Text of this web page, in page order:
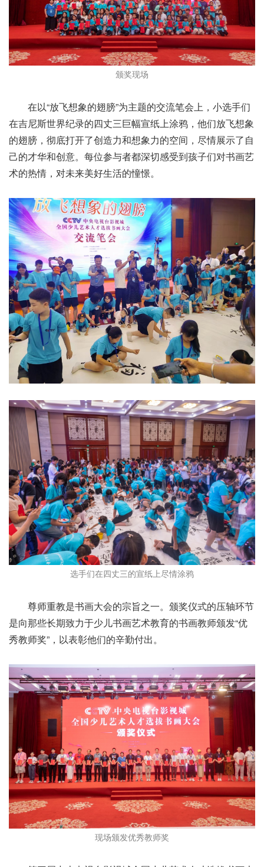
颁奖现场
在以“放飞想象的翅膀”为主题的交流笔会上，小选手们
在吉尼斯世界纪录的四丈三巨幅宣纸上涂鸦，他们放飞想象
的翅膀，彻底打开了创造力和想象力的空间，尽情展示了自
己的才华和创意。每位参与者都深切感受到孩子们对书画艺
术的热情，对未来美好生活的憧憬。
选手们在四丈三的宣纸上尽情涂鸦
尊师重教是书画大会的宗旨之一。颁奖仪式的压轴环节
是向那些长期致力于少儿书画艺术教育的书画教师颁发“优
秀教师奖”，以表彰他们的辛勤付出。
现场颁发优秀教师奖